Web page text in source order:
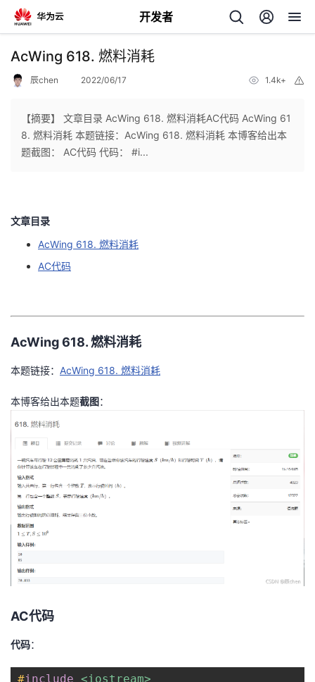
开发者
返
页
开
者
我
的
博
客
我
的
论
坛
我
的
圈
子
我
的
直
播
我
的
活
动
我
的
关
注
我
的
开
我
的
我
AcWing 618. 燃料消耗
辰chen 2022/06/17 1.4k+
【摘要】 文章目录 AcWing 618. 燃料消耗AC代码 AcWing 61
8. 燃料消耗 本题链接：AcWing 618. 燃料消耗 本博客给出本
题截图： AC代码 代码： #i...
文章目录
AcWing 618. 燃料消耗
AC代码
AcWing 618. 燃料消耗
本题链接： AcWing 618. 燃料消耗
本博客给出本题截图：
AC代码
代码：
#include <iostream>